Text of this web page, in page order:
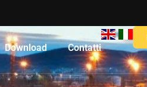
Download Contatti